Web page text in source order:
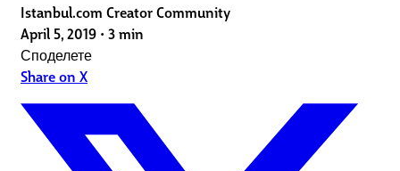
Istanbul.com Creator Community
April 5, 2019 • 3 min
Споделете
Share on X